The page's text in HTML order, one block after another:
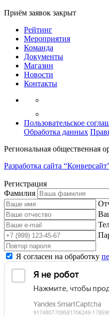
Приём заявок закрыт
Рейтинг
Мероприятия
Команда
Документы
Магазин
Новости
Контакты
Пользовательское
Обработка данных
Региональная общественная
Разработка сайта
Регистрация
Фамилия
Я согласен на обработку